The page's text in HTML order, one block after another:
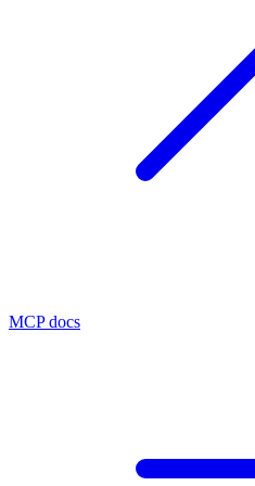
MCP docs